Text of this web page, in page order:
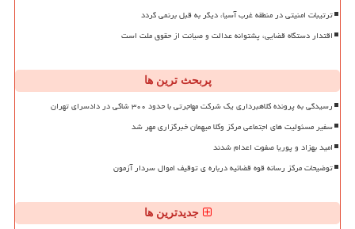
ترتیبات امنیتی در منطقه غرب آسیا، دیگر به قبل برنمی گردد
اقتدار دستگاه قضایی، پشتوانه عدالت و صیانت از حقوق ملت است
پربحث ترین ها
رسیدگی به پرونده کلاهبرداری یک شرکت مهاجرتی با حدود ۳۰۰ شاکی در دادسرای تهران
سفیر مسئولیت های اجتماعی مرکز وکلا میهمان خبرگزاری مهر شد
امید بهزاد و پوریا صفوت اعدام شدند
توضیحات مرکز رسانه قوه قضائیه درباره ی توقیف اموال سردار آزمون
جدیدترین ها